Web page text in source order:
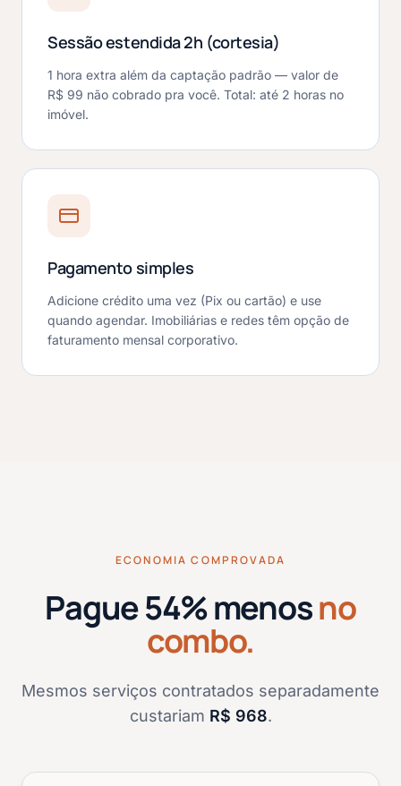
Sessão estendida 2h (cortesia)
1 hora extra além da captação padrão — valor de
R$ 99 não cobrado pra você. Total: até 2 horas no
imóvel.
Pagamento simples
Adicione crédito uma vez (Pix ou cartão) e use
quando agendar. Imobiliárias e redes têm opção de
faturamento mensal corporativo.
ECONOMIA COMPROVADA
Pague54% menosno
combo.
Mesmos serviços contratados separadamente
custariam R$ 968.